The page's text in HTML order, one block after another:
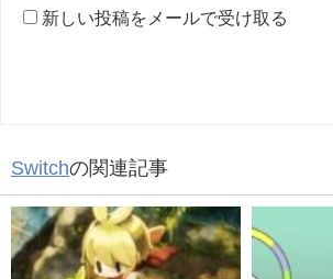
新しい投稿をメールで受け取る
Switchの関連記事